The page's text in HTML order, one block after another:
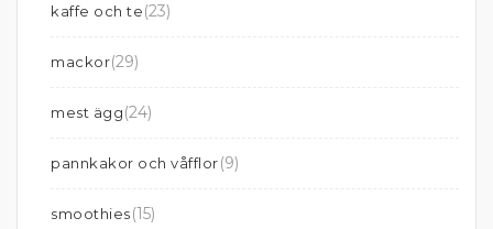
kaffe och te(23)
mackor(29)
mest ägg(24)
pannkakor och våfflor(9)
smoothies(15)